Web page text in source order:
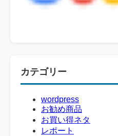
カテゴリー
wordpress
お勧め商品
お買い得ネタ
レポート